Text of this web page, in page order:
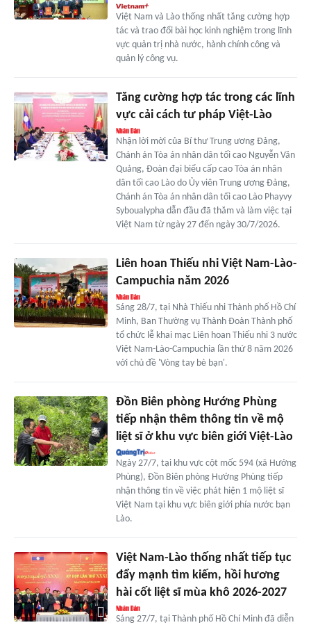
Việt Nam và Lào thống nhất tăng cường hợp
tác và trao đổi bài học kinh nghiệm trong lĩnh
vực quản trị nhà nước, hành chính công và
quản lý công vụ.
Tăng cường hợp tác trong các lĩnh
vực cải cách tư pháp Việt-Lào
Nhận lời mời của Bí thư Trung ương Đảng,
Chánh án Tòa án nhân dân tối cao Nguyễn Văn
Quảng, Đoàn đại biểu cấp cao Tòa án nhân
dân tối cao Lào do Ủy viên Trung ương Đảng,
Chánh án Tòa án nhân dân tối cao Lào Phayvy
Syboualypha dẫn đầu đã thăm và làm việc tại
Việt Nam từ ngày 27 đến ngày 30/7/2026.
Liên hoan Thiếu nhi Việt Nam-Lào-
Campuchia năm 2026
Sáng 28/7, tại Nhà Thiếu nhi Thành phố Hồ Chí
Minh, Ban Thường vụ Thành Đoàn Thành phố
tổ chức lễ khai mạc Liên hoan Thiếu nhi 3 nước
Việt Nam-Lào-Campuchia lần thứ 8 năm 2026
với chủ đề 'Vòng tay bè bạn'.
Đồn Biên phòng Hướng Phùng
tiếp nhận thêm thông tin về mộ
liệt sĩ ở khu vực biên giới Việt-Lào
Ngày 27/7, tại khu vực cột mốc 594 (xã Hướng
Phùng), Đồn Biên phòng Hướng Phùng tiếp
nhận thông tin về việc phát hiện 1 mộ liệt sĩ
Việt Nam tại khu vực biên giới phía nước bạn
Lào.
Việt Nam-Lào thống nhất tiếp tục
đẩy mạnh tìm kiếm, hồi hương
hài cốt liệt sĩ mùa khô 2026-2027
Sáng 27/7, tại Thành phố Hồ Chí Minh đã diễn